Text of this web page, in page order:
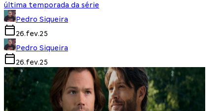
última temporada da série
Pedro Siqueira
26.fev.25
Pedro Siqueira
26.fev.25